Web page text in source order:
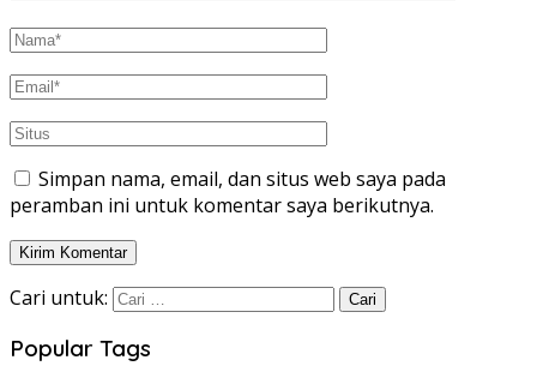
Simpan nama, email, dan situs web saya pada
peramban ini untuk komentar saya berikutnya.
Cari untuk:
Popular Tags